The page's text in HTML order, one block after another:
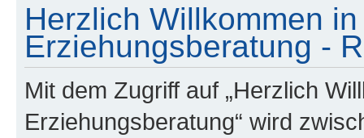
Herzlich Willkommen
Erziehungsberatung -
Mit dem Zugriff auf „Herzlich
Erziehungsberatung“ wird